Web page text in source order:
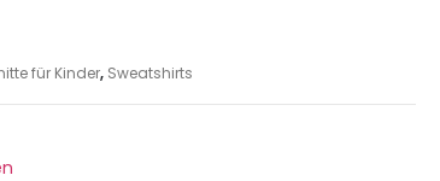
für Kinder, Sweatshirts